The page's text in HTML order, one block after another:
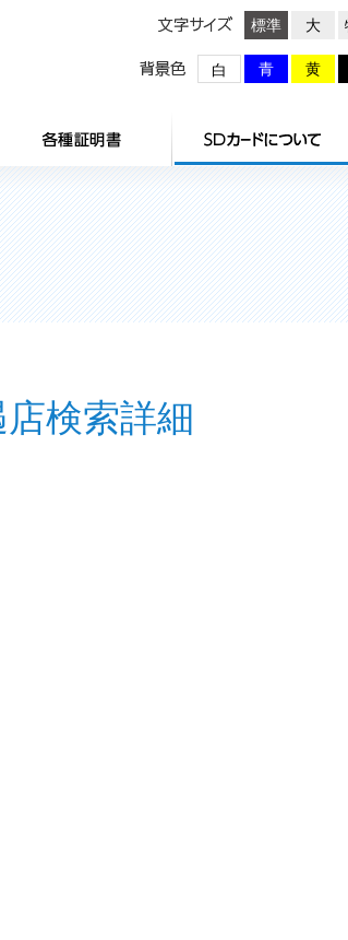
文
標準 大
背景色
白 青 黄
検索詳細